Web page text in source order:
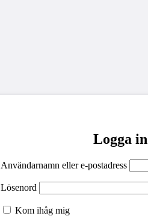
Logga in
Användarnamn eller e-postadress
Lösenord
Kom ihåg mig